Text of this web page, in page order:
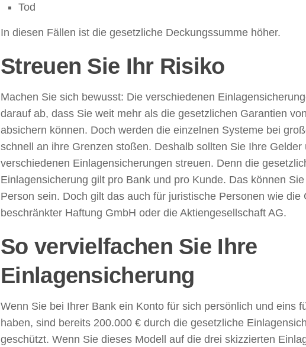
Tod
In diesen Fällen ist die gesetzliche Deckungssumme höher.
Streuen Sie Ihr Risiko
Machen Sie sich bewusst: Die verschiedenen
darauf ab, dass Sie weit mehr als die gesetzlichen Garantien
absichern können. Doch werden die einzelnen Systeme bei
schnell an ihre Grenzen stoßen. Deshalb sollten Sie Ihre Gelder
verschiedenen Einlagensicherungen streuen. Denn die
Einlagensicherung gilt pro Bank und pro Kunde. Das können
Person sein. Doch gilt das auch für juristische Personen wie die
beschränkter Haftung GmbH oder die Aktiengesellschaft AG.
So vervielfachen Sie Ihre
Einlagensicherung
Wenn Sie bei Ihrer Bank ein Konto für sich persönlich und eins
haben, sind bereits 200.000 € durch die gesetzliche
geschützt. Wenn Sie dieses Modell auf die drei skizzierten